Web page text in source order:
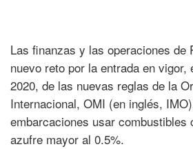
Las finanzas y las operaciones de
nuevo reto por la entrada en vigor,
2020, de las nuevas reglas de la
Internacional, OMI (en inglés,
embarcaciones usar combustibles
azufre mayor al 0.5%.